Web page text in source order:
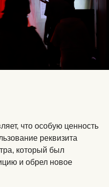
что особую ценность
реквизита
который был
и обрел новое